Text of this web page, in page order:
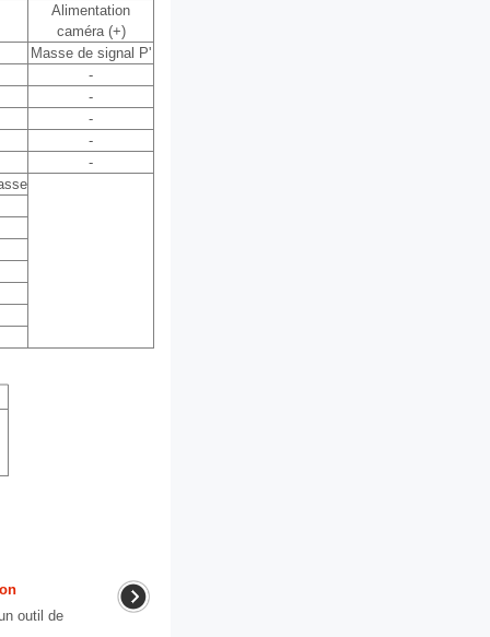
Alimentation
caméra (+)
Masse de signal P'
-
-
-
-
-
outil de